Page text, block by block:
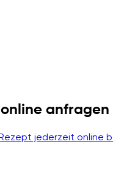
anfragen
jederzeit online